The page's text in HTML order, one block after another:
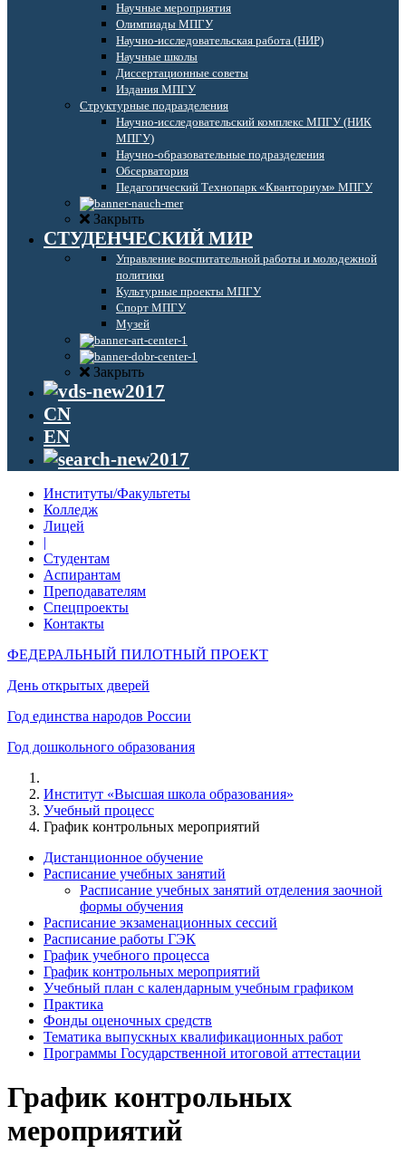
Научные мероприятия
Олимпиады МПГУ
Научно-исследовательская работа (НИР)
Научные школы
Диссертационные советы
Издания МПГУ
Структурные подразделения
Научно-исследовательский комплекс МПГУ (НИК
МПГУ)
Научно-образовательные подразделения
Обсерватория
Педагогический Технопарк «Кванториум» МПГУ
Закрыть
СТУДЕНЧЕСКИЙ МИР
Управление воспитательной работы и молодежной
политики
Культурные проекты МПГУ
Спорт МПГУ
Музей
Закрыть
CN
EN
Институты/Факультеты
Колледж
Лицей
|
Студентам
Аспирантам
Преподавателям
Спецпроекты
Контакты
ФЕДЕРАЛЬНЫЙ ПИЛОТНЫЙ ПРОЕКТ
День открытых дверей
Год единства народов России
Год дошкольного образования
Институт «Высшая школа образования»
Учебный процесс
График контрольных мероприятий
Дистанционное обучение
Расписание учебных занятий
Расписание учебных занятий отделения заочной
формы обучения
Расписание экзаменационных сессий
Расписание работы ГЭК
График учебного процесса
График контрольных мероприятий
Учебный план с календарным учебным графиком
Практика
Фонды оценочных средств
Тематика выпускных квалификационных работ
Программы Государственной итоговой аттестации
График контрольных
мероприятий